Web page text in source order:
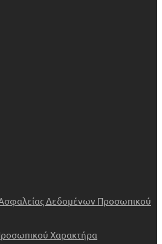
Ασφαλείας Δεδομένων Προσωπικού
Χαρακτήρα